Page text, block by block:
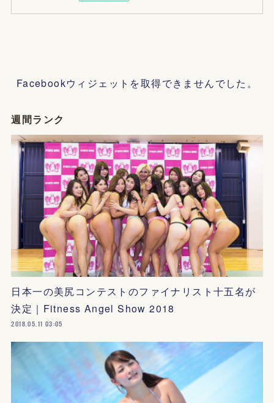
Facebookウィジェットを取得できませんでした。
週間ランク
日本一の美尻コンテストのファイナリスト十五名が
決定｜Fitness Angel Show 2018
2018.05.11 03:05